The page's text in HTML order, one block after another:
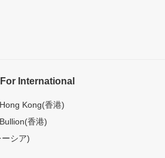
International
Kong(香港)
香港)
シア)